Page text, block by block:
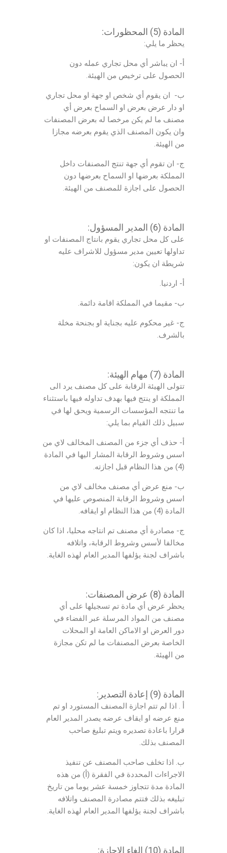
المادة (5) المحظورات:
يحظر ما يلي:
أ- ان يباشر أي محل تجاري عمله دون
الحصول على ترخيص من الهيئة.
ب- ان يقوم أي شخص او جهة او محل تجاري
او دار عرض بعرض او السماح بعرض أي
مصنف ما لم يكن مرخصا له بعرض المصنفات
وان يكون المصنف الذي يقوم بعرضه مجازا
من الهيئة.
ج- ان تقوم أي جهة تنتج المصنفات داخل
المملكة بعرضها او السماح بعرضها دون
الحصول على اجازة للمصنف من الهيئة.
المادة (6) المدير المسؤول:
على كل محل تجاري يقوم بانتاج المصنفات او
تداولها تعيين مدير مسؤول للاشراف عليه
شريطة ان يكون:
أ- اردنيا.
ب- مقيما في المملكة اقامة دائمة.
ج- غير محكوم عليه بجناية او بجنحة مخلة
بالشرف.
المادة (7) مهام الهيئة:
تتولى الهيئة الرقابة على كل مصنف يرد الى
المملكة او ينتج فيها بهدف تداوله فيها باستثناء
ما تنتجه المؤسسات الرسمية ويحق لها في
سبيل ذلك القيام بما يلي:
أ- حذف أي جزء من المصنف المخالف لاي من
اسس وشروط الرقابة المشار اليها في المادة
(4) من هذا النظام قبل اجازته.
ب- منع عرض أي مصنف مخالف لاي من
اسس وشروط الرقابة المنصوص عليها في
المادة (4) من هذا النظام او ايقافه.
ج- مصادرة أي مصنف تم انتاجه محليا، اذا كان
مخالفا لأسس وشروط الرقابة، واتلافه
باشراف لجنة يؤلفها المدير العام لهذه الغاية.
المادة (8) عرض المصنفات:
يحظر عرض أي مادة تم تسجيلها على أي
مصنف من المواد المرسلة عبر الفضاء في
دور العرض او الاماكن العامة او المحلات
الخاصة بعرض المصنفات ما لم تكن مجازة
من الهيئة.
المادة (9) إعادة التصدير:
أ . اذا لم تتم اجازة المصنف المستورد او تم
منع عرضه او ايقاف عرضه يصدر المدير العام
قرارا باعادة تصديره ويتم تبليغ صاحب
المصنف بذلك.
ب. اذا تخلف صاحب المصنف عن تنفيذ
الاجراءات المحددة في الفقرة (أ) من هذه
المادة مدة تتجاوز خمسة عشر يوما من تاريخ
تبليغه بذلك فتتم مصادرة المصنف واتلافه
باشراف لجنة يؤلفها المدير العام لهذه الغاية.
المادة (10) إلغاء الإجازة: